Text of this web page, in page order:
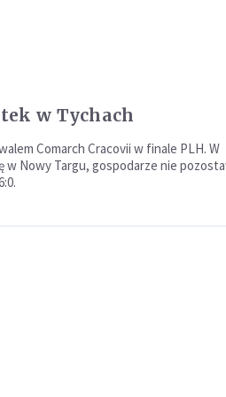
w Tychach
Comarch Cracovii w finale PLH. W
w Nowy Targu, gospodarze nie